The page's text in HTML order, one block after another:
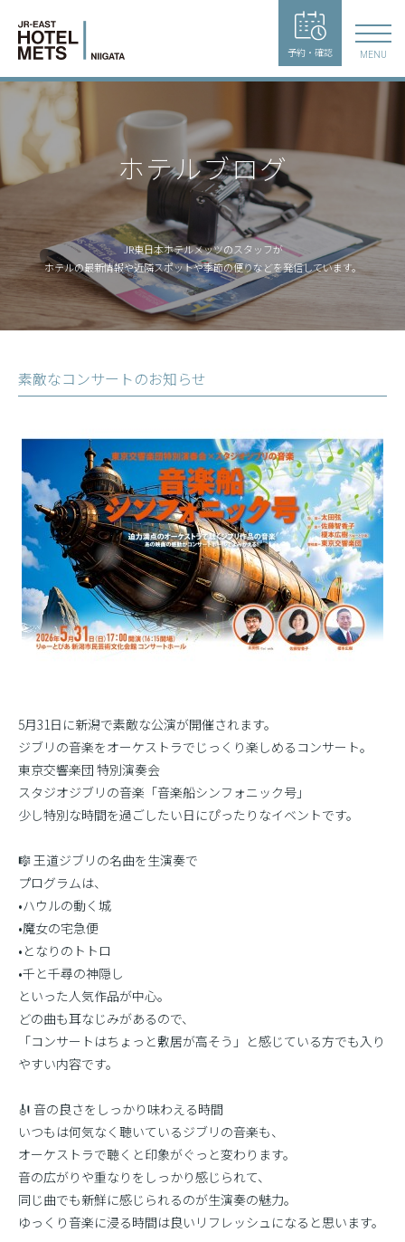
予約・確認 MENU
ホテルブログ
JR東日本ホテルメッツのスタッフが
ホテルの最新情報や近隣スポットや季節の便りなどを発信しています。
素敵なコンサートのお知らせ
5月31日に新潟で素敵な公演が開催されます。
ジブリの音楽をオーケストラでじっくり楽しめるコンサート。
東京交響楽団 特別演奏会
スタジオジブリの音楽「音楽船シンフォニック号」
少し特別な時間を過ごしたい日にぴったりなイベントです。
🎼 王道ジブリの名曲を生演奏で
プログラムは、
•ハウルの動く城
•魔女の宅急便
•となりのトトロ
•千と千尋の神隠し
といった人気作品が中心。
どの曲も耳なじみがあるので、
「コンサートはちょっと敷居が高そう」と感じている方でも入り
やすい内容です。
🎻 音の良さをしっかり味わえる時間
いつもは何気なく聴いているジブリの音楽も、
オーケストラで聴くと印象がぐっと変わります。
音の広がりや重なりをしっかり感じられて、
同じ曲でも新鮮に感じられるのが生演奏の魅力。
ゆっくり音楽に浸る時間は良いリフレッシュになると思います。